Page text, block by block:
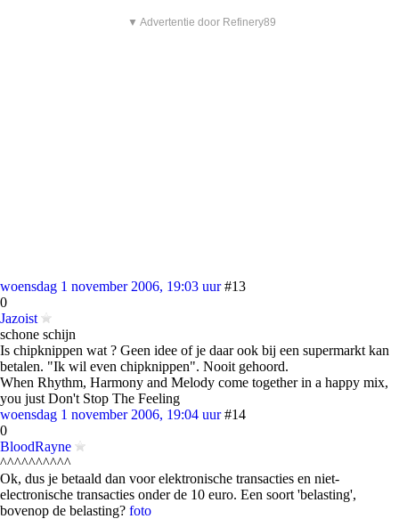
▼ Advertentie door Refinery89
woensdag 1 november 2006, 19:03 uur #13
0
Jazoist
schone schijn
Is chipknippen wat ? Geen idee of je daar ook bij een supermarkt kan
betalen. "Ik wil even chipknippen". Nooit gehoord.
When Rhythm, Harmony and Melody come together in a happy mix,
you just Don't Stop The Feeling
woensdag 1 november 2006, 19:04 uur #14
0
BloodRayne
^^^^^^^^^^
Ok, dus je betaald dan voor elektronische transacties en niet-
electronische transacties onder de 10 euro. Een soort 'belasting',
bovenop de belasting? foto